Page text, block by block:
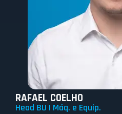
RAFAEL COELHO
Head BU | Máq. e Equip.